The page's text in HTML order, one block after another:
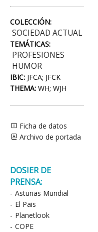
COLECCIÓN:
SOCIEDAD ACTUAL
TEMÁTICAS:
PROFESIONES
HUMOR
IBIC: JFCA; JFCK
THEMA: WH; WJH
Ficha de datos
Archivo de portada
DOSIER DE
PRENSA:
- Asturias Mundial
- El Pais
- Planetlook
- COPE